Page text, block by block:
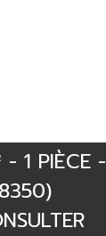
- 1 PIÈCE -